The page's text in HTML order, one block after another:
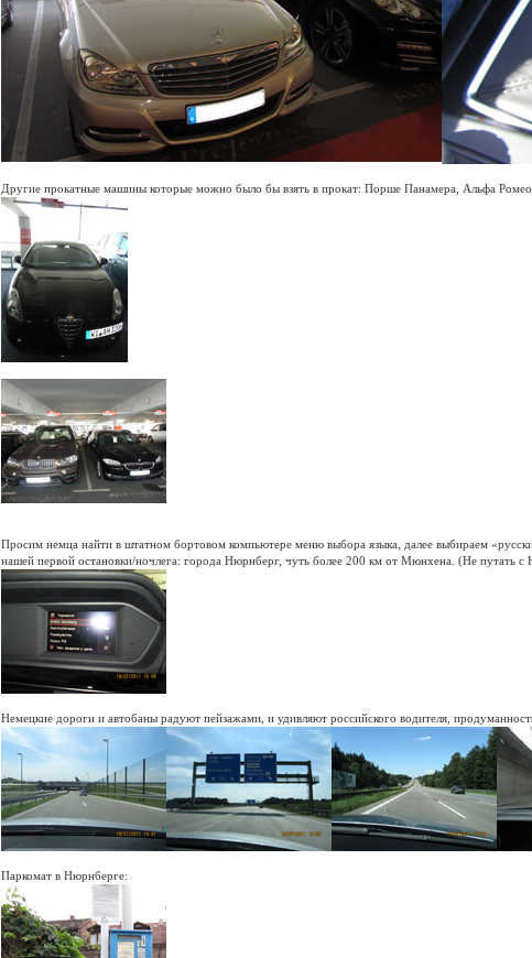
Другие прокатные машины которые можно было бы взять в прокат: Порше Панамера, Альфа
Просим немца найти в штатном бортовом компьютере меню выбора языка, далее выбираем
нашей первой остановки/ночлега: города Нюрнберг, чуть более 200 км от Мюнхена. (Не путать с
Немецкие дороги и автобаны радуют пейзажами, и удивляют российского водителя,
Паркомат в Нюрнберге: